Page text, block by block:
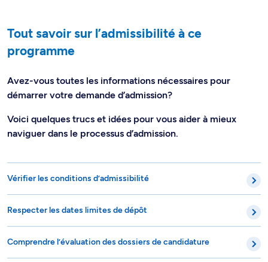
Tout savoir sur l’admissibilité à ce
programme
Avez-vous toutes les informations nécessaires pour
démarrer votre demande d’admission?
Voici quelques trucs et idées pour vous aider à mieux
naviguer dans le processus d’admission.
Vérifier les conditions d’admissibilité
Respecter les dates limites de dépôt
Comprendre l’évaluation des dossiers de candidature